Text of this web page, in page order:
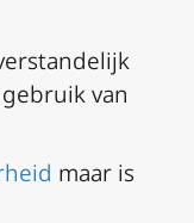
van
maar is